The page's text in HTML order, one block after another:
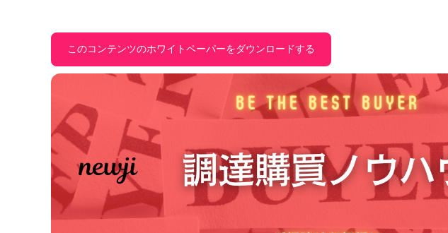
このコンテンツのホワイトペーパーをダウンロードする